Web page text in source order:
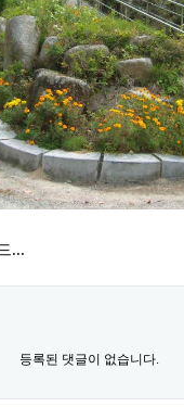
...
등록된 댓글이 없습니다.